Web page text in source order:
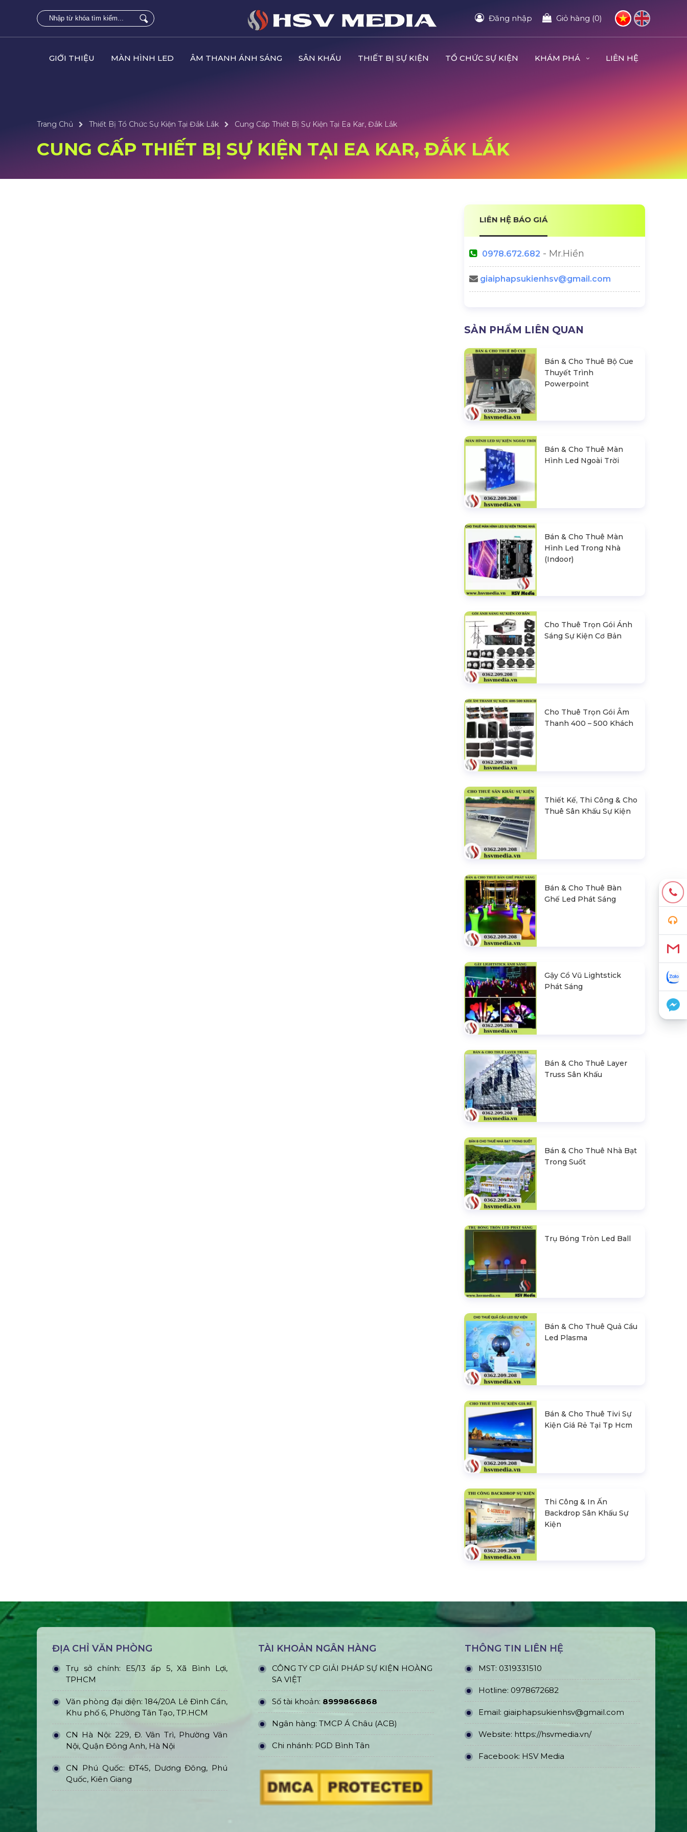
Đăng nhập Giỏ hàng (0)
GIỚI THIỆU MÀN HÌNH LED ÂM THANH ÁNH SÁNG SÂN KHẤU THIẾT BỊ SỰ KIỆN TỔ CHỨC SỰ KIỆN KHÁM PHÁ LIÊN HỆ
Trang Chủ Thiết Bị Tổ Chức Sự Kiện Tại Đắk Lắk Cung Cấp Thiết Bị Sự Kiện Tại Ea Kar, Đắk Lắk
CUNG CẤP THIẾT BỊ SỰ KIỆN TẠI EA KAR, ĐẮK LẮK
LIÊN HỆ BÁO GIÁ
0978.672.682 - Mr.Hiền
giaiphapsukienhsv@gmail.com
SẢN PHẨM LIÊN QUAN
Bán & Cho Thuê Bộ Cue
Thuyết Trình
Powerpoint
Bán & Cho Thuê Màn
Hình Led Ngoài Trời
Bán & Cho Thuê Màn
Hình Led Trong Nhà
(Indoor)
Cho Thuê Trọn Gói Ánh
Sáng Sự Kiện Cơ Bản
Cho Thuê Trọn Gói Âm
Thanh 400 – 500 Khách
Thiết Kế, Thi Công & Cho
Thuê Sân Khấu Sự Kiện
Bán & Cho Thuê Bàn
Ghế Led Phát Sáng
Gậy Cổ Vũ Lightstick
Phát Sáng
Bán & Cho Thuê Layer
Truss Sân Khấu
Bán & Cho Thuê Nhà Bạt
Trong Suốt
Trụ Bóng Tròn Led Ball
Bán & Cho Thuê Quả Cầu
Led Plasma
Bán & Cho Thuê Tivi Sự
Kiện Giá Rẻ Tại Tp Hcm
Thi Công & In Ấn
Backdrop Sân Khấu Sự
Kiện
ĐỊA CHỈ VĂN PHÒNG
Trụ sở chính: E5/13 ấp 5, Xã Bình Lợi,
TPHCM
Văn phòng đại diện: 184/20A Lê Đình Cẩn,
Khu phố 6, Phường Tân Tạo, TP.HCM
CN Hà Nội: 229, Đ. Vân Trì, Phường Vân
Nội, Quận Đông Anh, Hà Nội
CN Phú Quốc: ĐT45, Dương Đông, Phú
Quốc, Kiên Giang
TÀI KHOẢN NGÂN HÀNG
CÔNG TY CP GIẢI PHÁP SỰ KIỆN HOÀNG
SA VIỆT
Số tài khoản: 8999866868
Ngân hàng: TMCP Á Châu (ACB)
Chi nhánh: PGD Bình Tân
THÔNG TIN LIÊN HỆ
MST: 0319331510
Hotline: 0978672682
Email: giaiphapsukienhsv@gmail.com
Website: https://hsvmedia.vn/
Facebook: HSV Media